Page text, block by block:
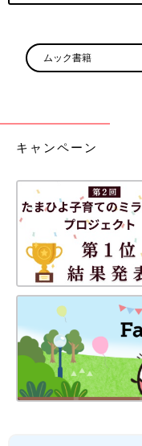
ムック書籍
キャンペーン